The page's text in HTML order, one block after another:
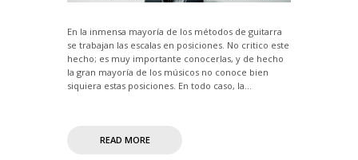
En la inmensa mayoría de los métodos de guitarra
se trabajan las escalas en posiciones. No critico este
hecho; es muy importante conocerlas, y de hecho
la gran mayoría de los músicos no conoce bien
siquiera estas posiciones. En todo caso, la...
READ MORE